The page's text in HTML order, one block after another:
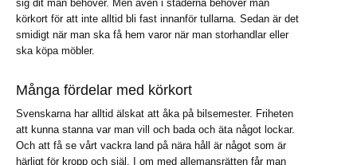
sig dit man behöver. Men även i städerna behöver man
körkort för att inte alltid bli fast innanför tullarna. Sedan är det
smidigt när man ska få hem varor när man storhandlar eller
ska köpa möbler.
Många fördelar med körkort
Svenskarna har alltid älskat att åka på bilsemester. Friheten
att kunna stanna var man vill och bada och äta något lockar.
Och att få se vårt vackra land på nära håll är något som är
härligt för kropp och själ. I om med allemansrätten får man